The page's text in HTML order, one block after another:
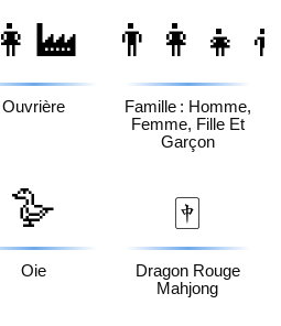
👩‍🏭
Ouvrière
Famille : Homme,
Femme, Fille Et
Garçon
🪿
Oie
🀄
Dragon Rouge
Mahjong